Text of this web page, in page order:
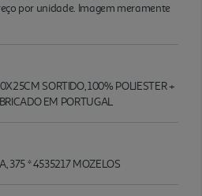
por unidade. Imagem meramente
SORTIDO, 100% POLIESTER +
EM PORTUGAL
375 * 4535217 MOZELOS